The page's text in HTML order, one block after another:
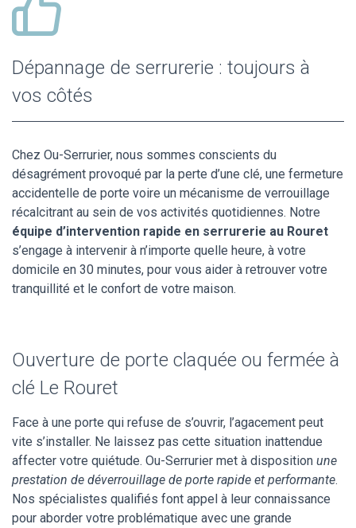
Dépannage de serrurerie : toujours à
vos côtés
Chez Ou-Serrurier, nous sommes conscients du
désagrément provoqué par la perte d’une clé, une fermeture
accidentelle de porte voire un mécanisme de verrouillage
récalcitrant au sein de vos activités quotidiennes. Notre
équipe d’intervention rapide en serrurerie au Rouret
s’engage à intervenir à n’importe quelle heure, à votre
domicile en 30 minutes, pour vous aider à retrouver votre
tranquillité et le confort de votre maison.
Ouverture de porte claquée ou fermée à
clé Le Rouret
Face à une porte qui refuse de s’ouvrir, l’agacement peut
vite s’installer. Ne laissez pas cette situation inattendue
affecter votre quiétude. Ou-Serrurier met à disposition une
prestation de déverrouillage de porte rapide et performante.
Nos spécialistes qualifiés font appel à leur connaissance
pour aborder votre problématique avec une grande